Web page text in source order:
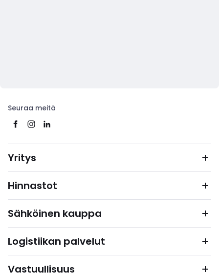
Seuraa meitä
Yritys
Hinnastot
Sähköinen kauppa
Logistiikan palvelut
Vastuullisuus